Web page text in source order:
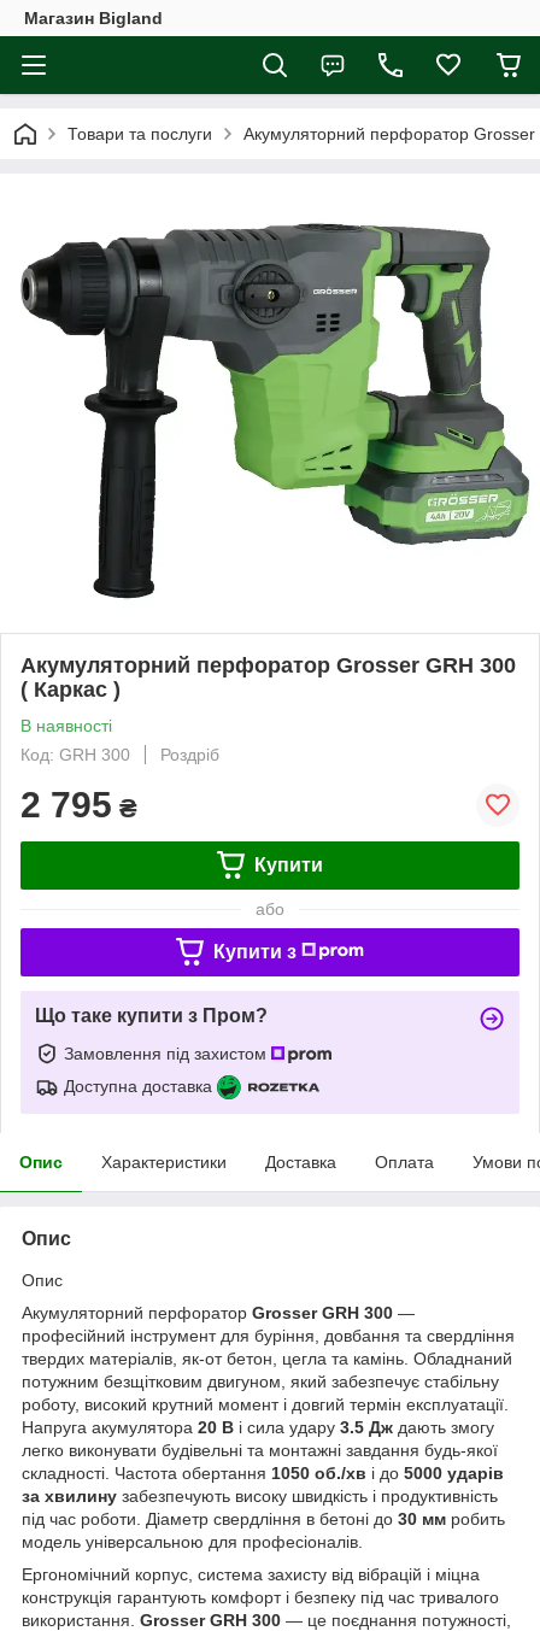
Магазин Bigland
Товари та послуги Акумуляторний перфоратор Grosser
Акумуляторний перфоратор Grosser GRH 300
( Каркас )
В наявності
Код: GRH 300
Роздріб
2 795 ₴
Купити
або
Купити з
Що таке купити з Пром?
Замовлення під захистом
Доступна доставка
Опис Характеристики Доставка Оплата Умови
Опис
Опис
Акумуляторний перфоратор Grosser GRH 300 —
професійний інструмент для буріння, довбання та свердління
твердих матеріалів, як-от бетон, цегла та камінь. Обладнаний
потужним безщітковим двигуном, який забезпечує стабільну
роботу, високий крутний момент і довгий термін експлуатації.
Напруга акумулятора 20 В і сила удару 3.5 Дж дають змогу
легко виконувати будівельні та монтажні завдання будь-якої
складності. Частота обертання 1050 об./хв і до 5000 ударів
за хвилину забезпечують високу швидкість і продуктивність
під час роботи. Діаметр свердління в бетоні до 30 мм робить
модель універсальною для професіоналів.
Ергономічний корпус, система захисту від вібрацій і міцна
конструкція гарантують комфорт і безпеку під час тривалого
використання. Grosser GRH 300 — це поєднання потужності,